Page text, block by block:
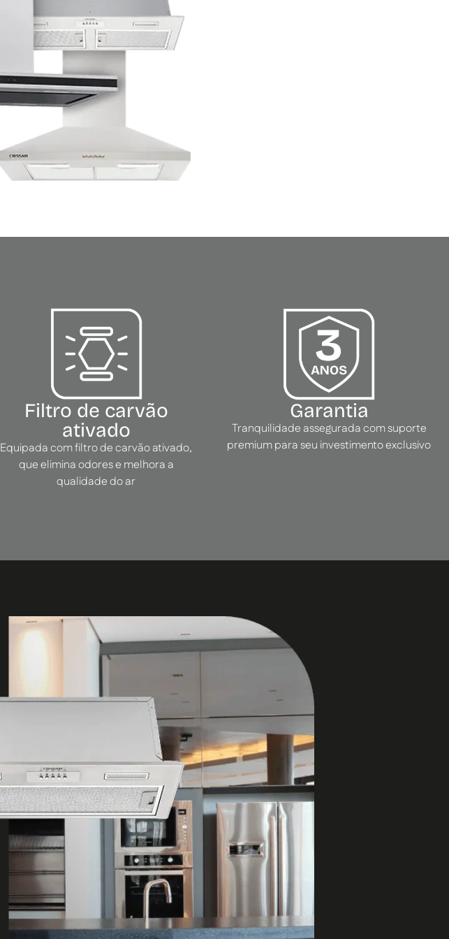
Filtro de carvão
ativado
Equipada com filtro de carvão ativado,
que elimina odores e melhora a
qualidade do ar
Garantia
Tranquilidade assegurada com suporte
premium para seu investimento exclusivo